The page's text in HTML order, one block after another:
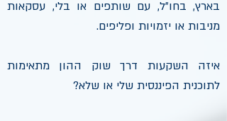
בארץ, בחו״ל, עם שותפים או בלי, עסקאות
מניבות או יזמויות ופליפים.
איזה השקעות דרך שוק ההון מתאימות
לתוכנית הפיננסית שלי או שלא?